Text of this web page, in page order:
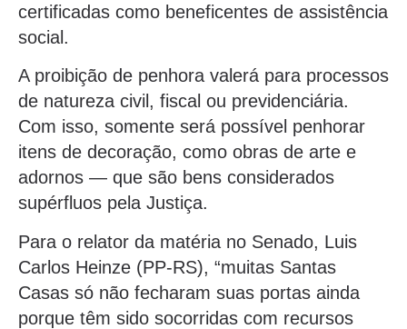
certificadas como beneficentes de assistência
social.
A proibição de penhora valerá para processos
de natureza civil, fiscal ou previdenciária.
Com isso, somente será possível penhorar
itens de decoração, como obras de arte e
adornos — que são bens considerados
supérfluos pela Justiça.
Para o relator da matéria no Senado, Luis
Carlos Heinze (PP-RS), “muitas Santas
Casas só não fecharam suas portas ainda
porque têm sido socorridas com recursos